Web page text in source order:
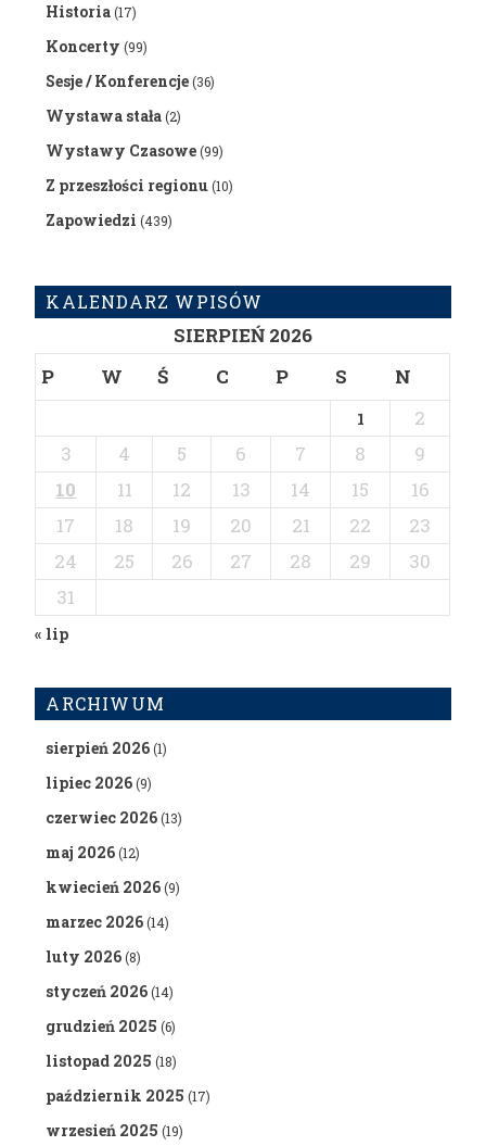
Historia(17)
Koncerty (99)
Sesje / Konferencje(36)
Wystawa stała(2)
Wystawy Czasowe(99)
Z przeszłości regionu(10)
Zapowiedzi (439)
KALENDARZ WPISÓW
SIERPIEŃ 2026
P
W Ś C P S N
1
2
3
4 5 6 7 8
9
10
11 12 13 14 15
16
17
18 19 20 21 22
23
24
25 26 27 28 29
30
31
« lip
ARCHIWUM
sierpień 2026(1)
lipiec 2026(9)
czerwiec 2026(13)
maj 2026(12)
kwiecień 2026(9)
marzec 2026(14)
luty 2026(8)
styczeń 2026(14)
grudzień 2025 (6)
listopad 2025 (18)
październik 2025 (17)
wrzesień 2025 (19)